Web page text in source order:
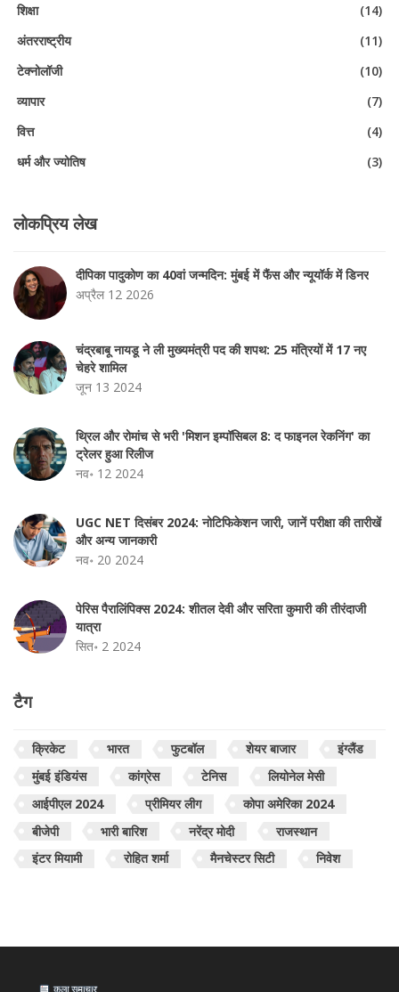
शिक्षा
(14)
अंतरराष्ट्रीय
(11)
टेक्नोलॉजी
(10)
व्यापार
(7)
वित्त
(4)
धर्म और ज्योतिष
(3)
लोकप्रिय लेख
दीपिका पादुकोण का 40वां जन्मदिन: मुंबई में फैंस और न्यूयॉर्क में डिनर
अप्रैल 12 2026
चंद्रबाबू नायडू ने ली मुख्यमंत्री पद की शपथ: 25 मंत्रियों में 17 नए
चेहरे शामिल
जून 13 2024
थ्रिल और रोमांच से भरी 'मिशन इम्पॉसिबल 8: द फाइनल रेकनिंग' का
ट्रेलर हुआ रिलीज
नव॰ 12 2024
UGC NET दिसंबर 2024: नोटिफिकेशन जारी, जानें परीक्षा की तारीखें
और अन्य जानकारी
नव॰ 20 2024
पेरिस पैरालिंपिक्स 2024: शीतल देवी और सरिता कुमारी की तीरंदाजी
यात्रा
सित॰ 2 2024
टैग
क्रिकेट भारत फुटबॉल शेयर बाजार
इंग्लैंड
मुंबई इंडियंस
कांग्रेस टेनिस
लियोनेल मेसी
आईपीएल 2024
प्रीमियर लीग
कोपा अमेरिका 2024
बीजेपी
भारी बारिश नरेंद्र मोदी
राजस्थान
इंटर मियामी
रोहित शर्मा मैनचेस्टर सिटी निवेश